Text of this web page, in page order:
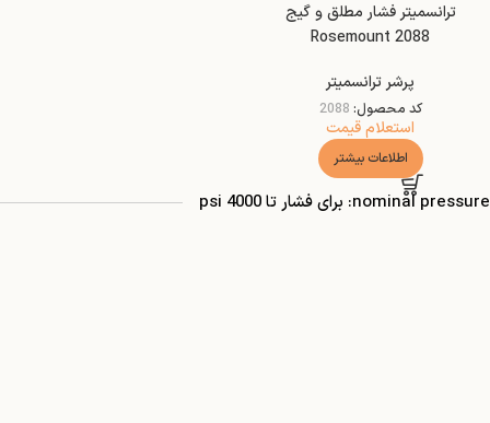
ترانسمیتر فشار مطلق و گیج
Rosemount 2088
پرشر ترانسمیتر
کد محصول: 2088
استعلام قیمت
اطلاعات بیشتر
nominal pressure: برای فشار تا 4000 psi